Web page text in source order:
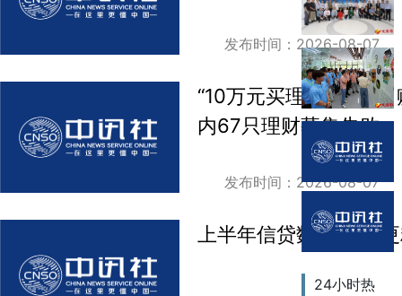
发布时间：2026-08-07
“10万元买理财，9个
内67只理财募集失败
发布时间：2026-08-07
上半年信贷数据出炉
24小时热